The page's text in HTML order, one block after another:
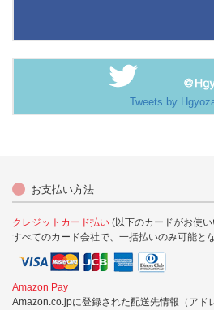
Tweets by
お支払い方法
クレジットカード払い (以下のカードがお使
すべてのカード会社で、一括払いのみ可能と
Amazon Pay
Amazon.co.jpに登録された配送先情報（アド